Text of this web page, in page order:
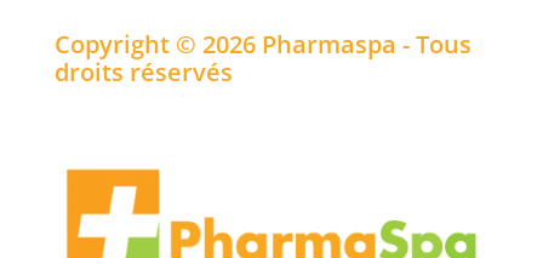
Copyright © 2026 Pharmaspa - Tous
droits réservés